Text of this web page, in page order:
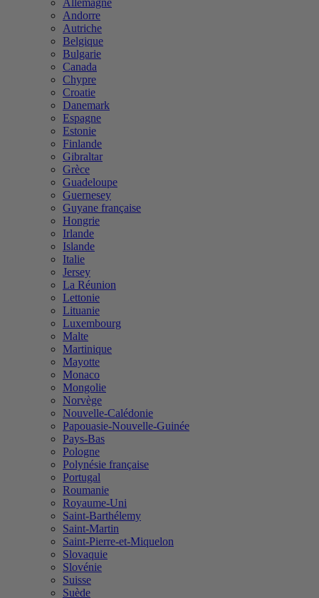
Allemagne
Andorre
Autriche
Belgique
Bulgarie
Canada
Chypre
Croatie
Danemark
Espagne
Estonie
Finlande
Gibraltar
Grèce
Guadeloupe
Guernesey
Guyane française
Hongrie
Irlande
Islande
Italie
Jersey
La Réunion
Lettonie
Lituanie
Luxembourg
Malte
Martinique
Mayotte
Monaco
Mongolie
Norvège
Nouvelle-Calédonie
Papouasie-Nouvelle-Guinée
Pays-Bas
Pologne
Polynésie française
Portugal
Roumanie
Royaume-Uni
Saint-Barthélemy
Saint-Martin
Saint-Pierre-et-Miquelon
Slovaquie
Slovénie
Suisse
Suède